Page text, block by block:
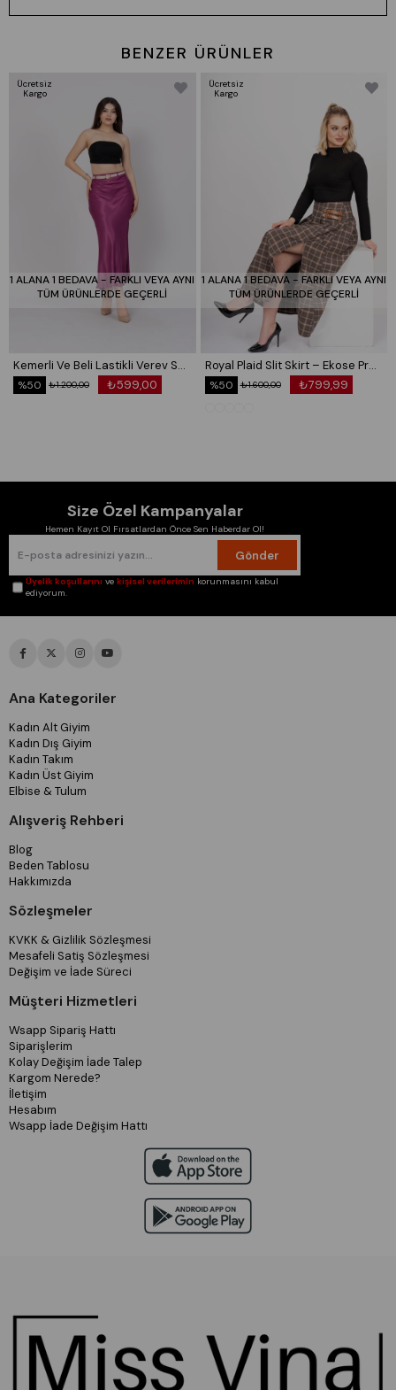
Beden seçimi vücut tipine göre değişiklik gösterebilir.
BENZER ÜRÜNLER
1 ALANA 1 BEDAVA - FARKLI VEYA AYNI
TÜM ÜRÜNLERDE GEÇERLİ
Kemerli Ve Beli Lastikli Verev Saten Etek 6791
₺599,00
₺1.200,00
%50
Ücretsiz
Kargo
1 ALANA 1 BEDAVA - FARKLI VEYA AYNI
TÜM ÜRÜNLERDE GEÇERLİ
Royal Plaid Slit Skirt – Ekose Premium Maxi Etek 6831
₺799,99
₺1.600,00
%50
Ücretsiz
Kargo
Size Özel Kampanyalar
Hemen Kayıt Ol Fırsatlardan Önce Sen Haberdar Ol!
Gönder
Üyelik koşullarını vekişisel verilerimin korunmasını kabul
ediyorum.
Ana Kategoriler
Kadın Alt Giyim
Kadın Dış Giyim
Kadın Takım
Kadın Üst Giyim
Elbise & Tulum
Alışveriş Rehberi
Blog
Beden Tablosu
Hakkımızda
Sözleşmeler
KVKK & Gizlilik Sözleşmesi
Mesafeli Satiş Sözleşmesi
Değişim ve İade Süreci
Müşteri Hizmetleri
Wsapp Sipariş Hattı
Siparişlerim
Kolay Değişim İade Talep
Kargom Nerede?
İletişim
Hesabım
Wsapp İade Değişim Hattı